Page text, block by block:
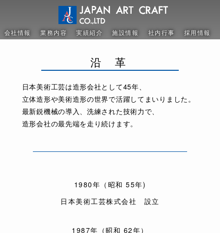
会社情報 業務内容 実績紹介 施設情報 社内行事 採用情報
沿 革
日本美術工芸は造形会社として45年、
立体造形や美術造形の世界で活躍して まいりました。
最新鋭機械の導入、洗練された技術力で、
造形会社の最先端を走り続けます。
1980年（昭和 55年)
日本美術工芸株式会社 設立
1987年（昭和 62年）